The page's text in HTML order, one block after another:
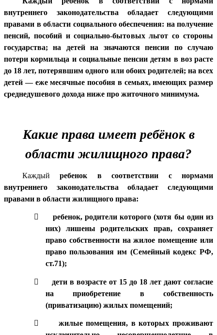
внутреннего законодательства обладает следующими
правами в области социального обеспечения: на получение
пенсий, пособий и социально-бытовых льгот со стороны
государства; на детей на значаются пенсии по случаю
потери кормильца и социальные пенсии детям в воз расте
до 18 лет, потерявшим одного или обоих родителей; на всех
детей — еже месячные пособия в семьях, имеющих размер
среднедушевого дохода ниже про житочного минимума.
Какие права имеет ребёнок в
области жилищного права?
Каждыйребенок в соответствии с нормами
внутреннего законодательства обладает следующими
правами в области жилищного права:

ребенок, родители которого (хотя бы один из
них) лишены родительских прав, сохраняет
право собственности на жилое помещение или
право пользования им (Семейный кодекс РФ,
ст.71);

дети в возрасте от 15 до 18 лет дают согласие
на приобретение в собственность
(приватизацию) жилых помещений;

жилые помещения, в которых проживают